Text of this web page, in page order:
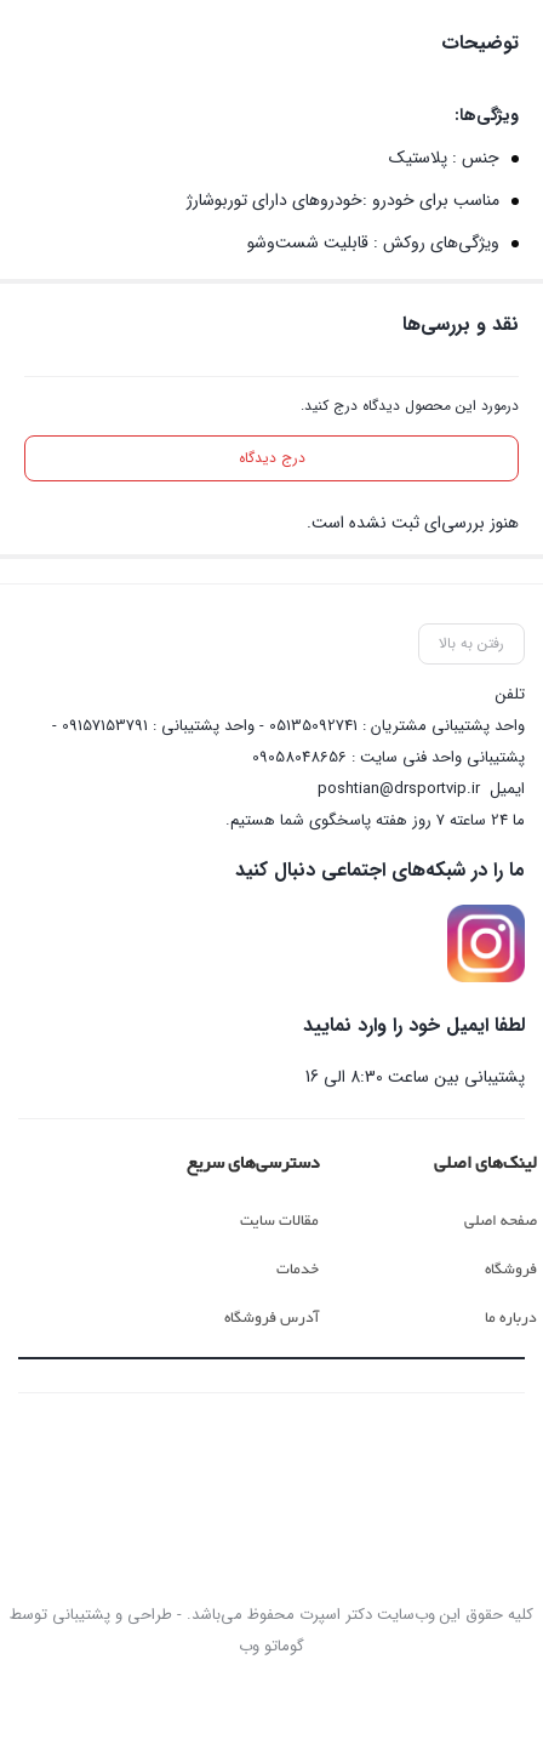
توضیحات
ویژگی‌ها:
جنس : پلاستیک
مناسب برای خودرو :خودروهای دارای توربوشارژ
ویژگی‌های روکش : قابلیت شست‌وشو
نقد و بررسی‌ها
درمورد این محصول دیدگاه درج کنید.
درج دیدگاه
هنوز بررسی‌ای ثبت نشده است.
رفتن به بالا
تلفن
واحد پشتیبانی مشتریان : 05135092741 - واحد پشتیبانی : 09157153791 -
پشتیبانی واحد فنی سایت : 09058048656
ایمیلposhtian@drsportvip.ir
ما 24 ساعته 7 روز هفته پاسخگوی شما هستیم.
ما را در شبکه‌های اجتماعی دنبال کنید
لطفا ایمیل خود را وارد نمایید
پشتیبانی بین ساعت 8:30 الی 16
لینک‌های اصلی
صفحه اصلی
فروشگاه
درباره ما
دسترسی‌های سریع
مقالات سایت
خدمات
آدرس فروشگاه
کلیه حقوق این وب‌سایت دکتر اسپرت محفوظ می‌باشد. - طراحی و پشتیبانی توسط
گوماتو وب